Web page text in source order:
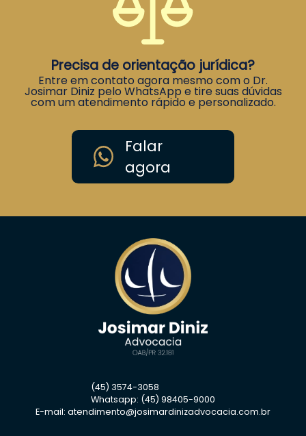
Precisa de orientação jurídica?
Entre em contato agora mesmo com o Dr.
Josimar Diniz pelo WhatsApp e tire suas dúvidas
com um atendimento rápido e personalizado.
Falar
agora
(45) 3574-3058
Whatsapp: (45) 98405-9000
E-mail: atendimento@josimardinizadvocacia.com.br